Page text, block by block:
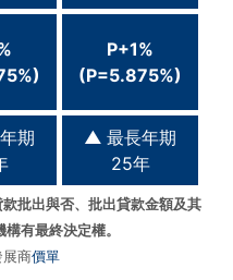
P+1%
(P=5.875%)
期
▲最長年期
25年
批出與否、批出貸款金額及其
有最終決定權。
展商價單